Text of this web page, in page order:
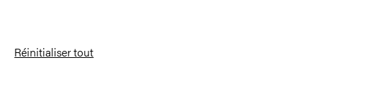
Réinitialiser tout